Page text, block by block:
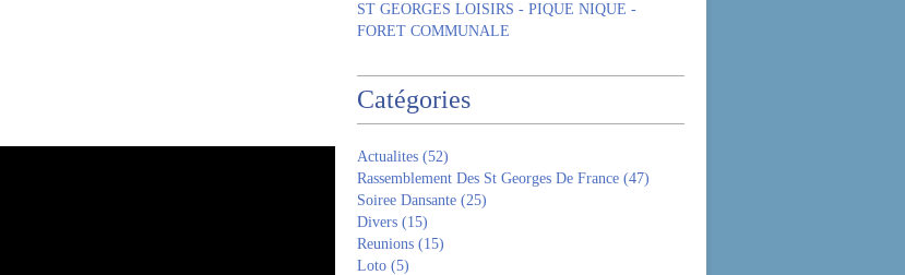
ST GEORGES LOISIRS - PIQUE NIQUE -
FORET COMMUNALE
Catégories
Actualites (52)
Rassemblement Des St Georges De France (47)
Soiree Dansante (25)
Divers (15)
Reunions (15)
Loto (5)